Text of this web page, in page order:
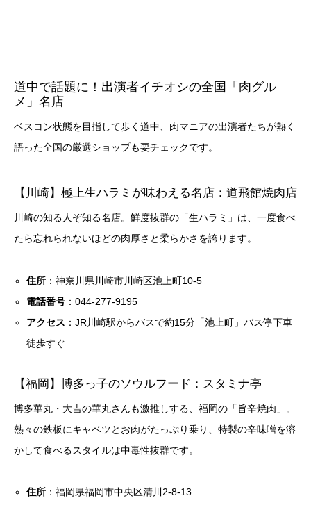
道中で話題に！出演者イチオシの全国「肉グル
メ」名店
ベスコン状態を目指して歩く道中、肉マニアの出演者たちが熱く
語った全国の厳選ショップも要チェックです。
【川崎】極上生ハラミが味わえる名店：道飛館焼肉店
川崎の知る人ぞ知る名店。鮮度抜群の「生ハラミ」は、一度食べ
たら忘れられないほどの肉厚さと柔らかさを誇ります。
住所 ：神奈川県川崎市川崎区池上町10-5
電話番号 ：044-277-9195
アクセス ：JR川崎駅からバスで約15分「池上町」バス停下車
徒歩すぐ
【福岡】博多っ子のソウルフード：スタミナ亭
博多華丸・大吉の華丸さんも激推しする、福岡の「旨辛焼肉」。
熱々の鉄板にキャベツとお肉がたっぷり乗り、特製の辛味噌を溶
かして食べるスタイルは中毒性抜群です。
住所 ：福岡県福岡市中央区清川2-8-13